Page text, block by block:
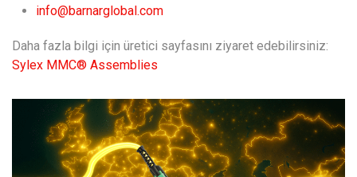
info@barnarglobal.com
Daha fazla bilgi için üretici sayfasını ziyaret edebilirsiniz:
Sylex MMC® Assemblies